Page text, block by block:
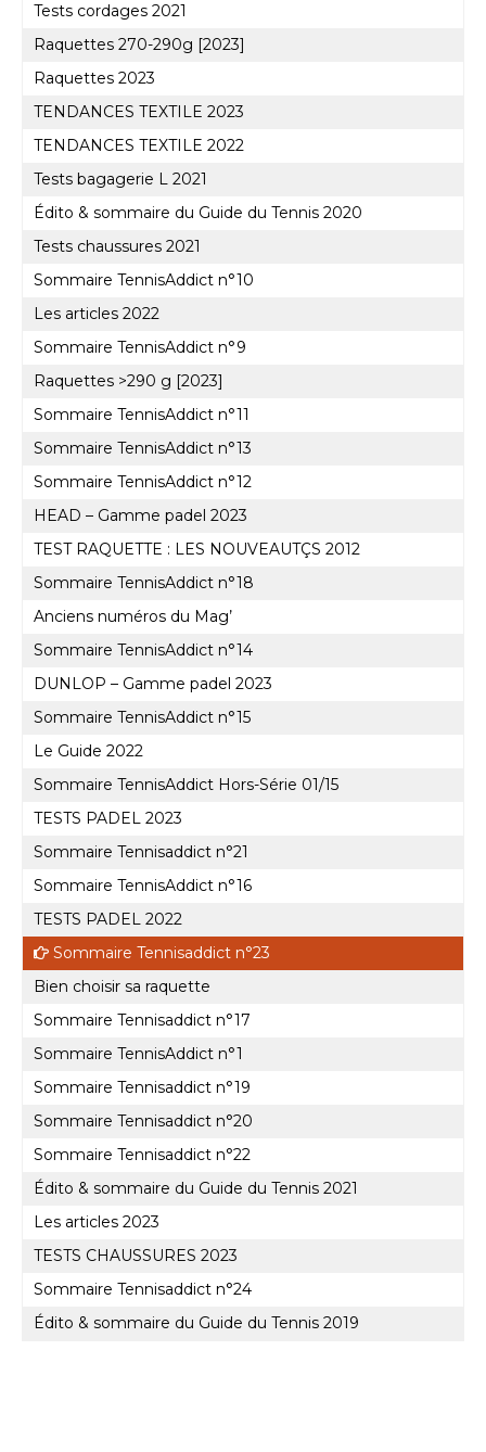
Tests cordages 2021
Raquettes 270-290g [2023]
Raquettes 2023
TENDANCES TEXTILE 2023
TENDANCES TEXTILE 2022
Tests bagagerie L 2021
Édito & sommaire du Guide du Tennis 2020
Tests chaussures 2021
Sommaire TennisAddict n°10
Les articles 2022
Sommaire TennisAddict n°9
Raquettes >290 g [2023]
Sommaire TennisAddict n°11
Sommaire TennisAddict n°13
Sommaire TennisAddict n°12
HEAD – Gamme padel 2023
TEST RAQUETTE : LES NOUVEAUTÇS 2012
Sommaire TennisAddict n°18
Anciens numéros du Mag’
Sommaire TennisAddict n°14
DUNLOP – Gamme padel 2023
Sommaire TennisAddict n°15
Le Guide 2022
Sommaire TennisAddict Hors-Série 01/15
TESTS PADEL 2023
Sommaire Tennisaddict n°21
Sommaire TennisAddict n°16
TESTS PADEL 2022
Sommaire Tennisaddict n°23
Bien choisir sa raquette
Sommaire Tennisaddict n°17
Sommaire TennisAddict n°1
Sommaire Tennisaddict n°19
Sommaire Tennisaddict n°20
Sommaire Tennisaddict n°22
Édito & sommaire du Guide du Tennis 2021
Les articles 2023
TESTS CHAUSSURES 2023
Sommaire Tennisaddict n°24
Édito & sommaire du Guide du Tennis 2019